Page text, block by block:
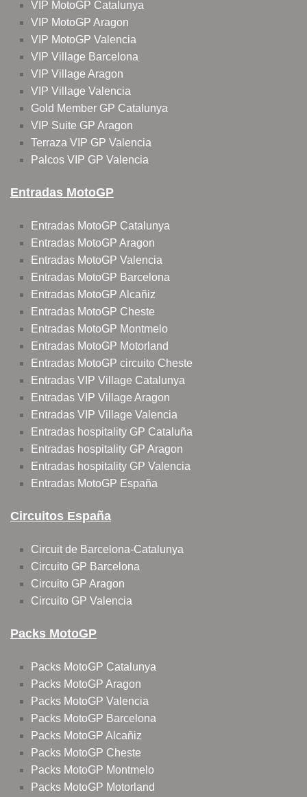
VIP MotoGP Catalunya
VIP MotoGP Aragon
VIP MotoGP Valencia
VIP Village Barcelona
VIP Village Aragon
VIP Village Valencia
Gold Member GP Catalunya
VIP Suite GP Aragon
Terraza VIP GP Valencia
Palcos VIP GP Valencia
Entradas MotoGP
Entradas MotoGP Catalunya
Entradas MotoGP Aragon
Entradas MotoGP Valencia
Entradas MotoGP Barcelona
Entradas MotoGP Alcañiz
Entradas MotoGP Cheste
Entradas MotoGP Montmelo
Entradas MotoGP Motorland
Entradas MotoGP circuito Cheste
Entradas VIP Village Catalunya
Entradas VIP Village Aragon
Entradas VIP Village Valencia
Entradas hospitality GP Cataluña
Entradas hospitality GP Aragon
Entradas hospitality GP Valencia
Entradas MotoGP España
Circuitos España
Circuit de Barcelona-Catalunya
Circuito GP Barcelona
Circuito GP Aragon
Circuito GP Valencia
Packs MotoGP
Packs MotoGP Catalunya
Packs MotoGP Aragon
Packs MotoGP Valencia
Packs MotoGP Barcelona
Packs MotoGP Alcañiz
Packs MotoGP Cheste
Packs MotoGP Montmelo
Packs MotoGP Motorland